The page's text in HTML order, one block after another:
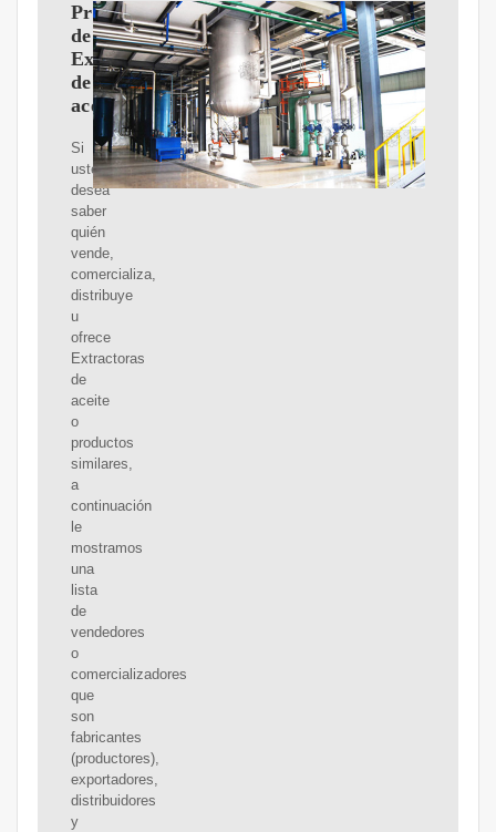
Proveedores
de
Extractoras
de
aceite
Si
usted
desea
saber
quién
vende,
comercializa,
distribuye
u
ofrece
Extractoras
de
aceite
o
productos
similares,
a
continuación
le
mostramos
una
lista
de
vendedores
o
comercializadores
que
son
fabricantes
(productores),
exportadores,
distribuidores
y